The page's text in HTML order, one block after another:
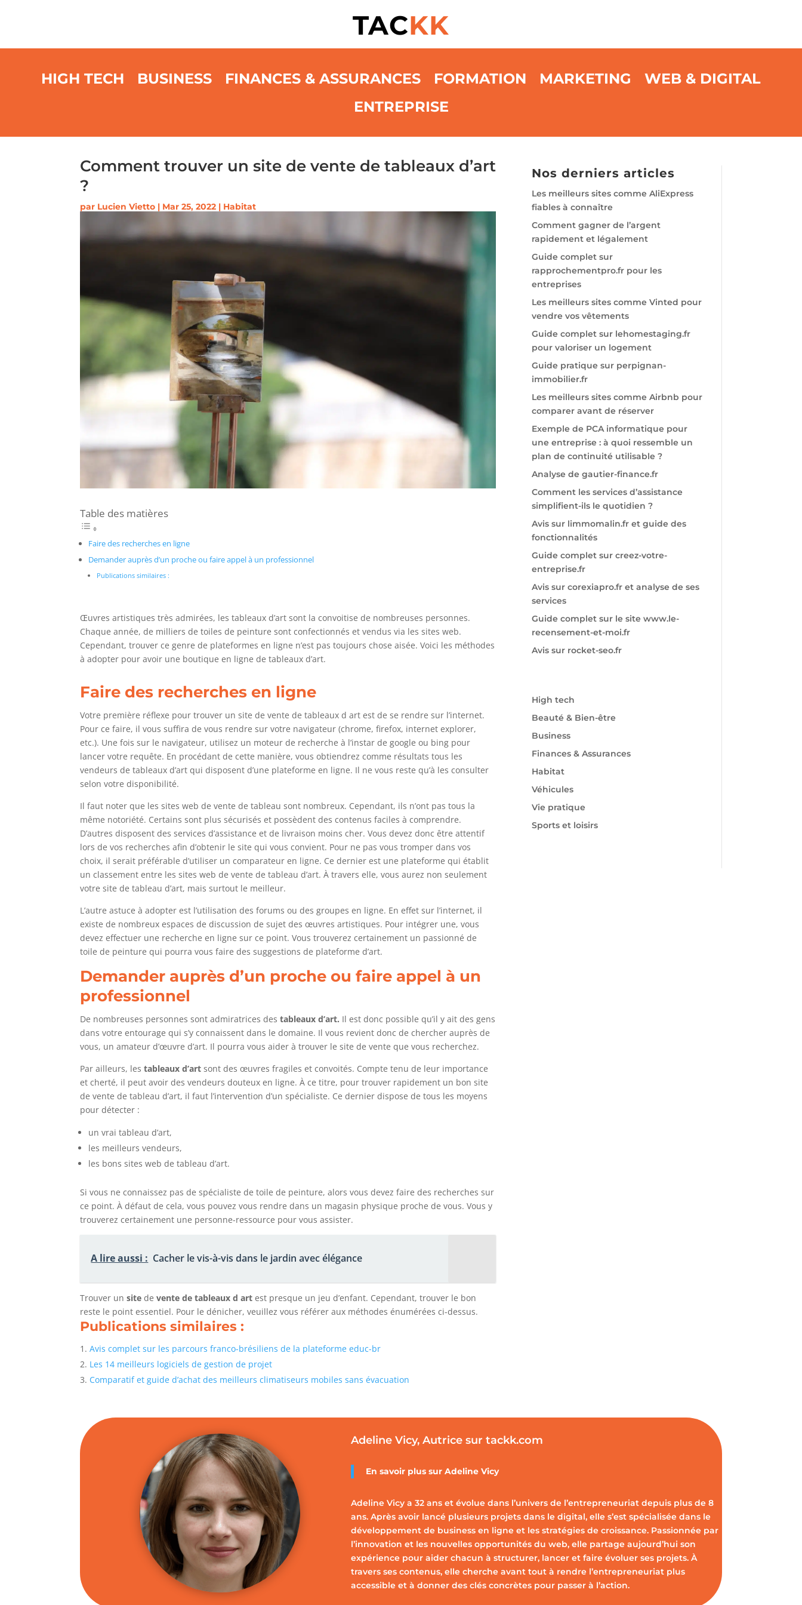
TACKK
HIGH TECH BUSINESS FINANCES & ASSURANCES FORMATION MARKETING
WEB & DIGITAL
ENTREPRISE
Comment trouver un site de vente de tableaux d’art
?
par Lucien Vietto | Mar 25, 2022 | Habitat
Table des matières
Faire des recherches en ligne
Demander auprès d’un proche ou faire appel à un professionnel
Publications similaires :
Œuvres artistiques très admirées, les tableaux d’art sont la convoitise de nombreuses personnes.
Chaque année, de milliers de toiles de peinture sont confectionnés et vendus via les sites web.
Cependant, trouver ce genre de plateformes en ligne n’est pas toujours chose aisée. Voici les méthodes
à adopter pour avoir une boutique en ligne de tableaux d’art.
Faire des recherches en ligne
Votre première réflexe pour trouver un site de vente de tableaux d art est de se rendre sur l’internet.
Pour ce faire, il vous suffira de vous rendre sur votre navigateur (chrome, firefox, internet explorer,
etc.). Une fois sur le navigateur, utilisez un moteur de recherche à l’instar de google ou bing pour
lancer votre requête. En procédant de cette manière, vous obtiendrez comme résultats tous les
vendeurs de tableaux d’art qui disposent d’une plateforme en ligne. Il ne vous reste qu’à les consulter
selon votre disponibilité.
Il faut noter que les sites web de vente de tableau sont nombreux. Cependant, ils n’ont pas tous la
même notoriété. Certains sont plus sécurisés et possèdent des contenus faciles à comprendre.
D’autres disposent des services d’assistance et de livraison moins cher. Vous devez donc être attentif
lors de vos recherches afin d’obtenir le site qui vous convient. Pour ne pas vous tromper dans vos
choix, il serait préférable d’utiliser un comparateur en ligne. Ce dernier est une plateforme qui établit
un classement entre les sites web de vente de tableau d’art. À travers elle, vous aurez non seulement
votre site de tableau d’art, mais surtout le meilleur.
L’autre astuce à adopter est l’utilisation des forums ou des groupes en ligne. En effet sur l’internet, il
existe de nombreux espaces de discussion de sujet des œuvres artistiques. Pour intégrer une, vous
devez effectuer une recherche en ligne sur ce point. Vous trouverez certainement un passionné de
toile de peinture qui pourra vous faire des suggestions de plateforme d’art.
Demander auprès d’un proche ou faire appel à un
professionnel
De nombreuses personnes sont admiratrices destableaux d’art. Il est donc possible qu’il y ait des gens
dans votre entourage qui s’y connaissent dans le domaine. Il vous revient donc de chercher auprès de
vous, un amateur d’œuvre d’art. Il pourra vous aider à trouver le site de vente que vous recherchez.
Par ailleurs, lestableaux d’art sont des œuvres fragiles et convoités. Compte tenu de leur importance
et cherté, il peut avoir des vendeurs douteux en ligne. À ce titre, pour trouver rapidement un bon site
de vente de tableau d’art, il faut l’intervention d’un spécialiste. Ce dernier dispose de tous les moyens
pour détecter :
un vrai tableau d’art,
les meilleurs vendeurs,
les bons sites web de tableau d’art.
Si vous ne connaissez pas de spécialiste de toile de peinture, alors vous devez faire des recherches sur
ce point. À défaut de cela, vous pouvez vous rendre dans un magasin physique proche de vous. Vous y
trouverez certainement une personne-ressource pour vous assister.
A lire aussi : Cacher le vis-à-vis dans le jardin avec élégance
Trouver unsite devente de tableaux d art est presque un jeu d’enfant. Cependant, trouver le bon
reste le point essentiel. Pour le dénicher, veuillez vous référer aux méthodes énumérées ci-dessus.
Publications similaires :
Avis complet sur les parcours franco-brésiliens de la plateforme educ-br
Les 14 meilleurs logiciels de gestion de projet
Comparatif et guide d’achat des meilleurs climatiseurs mobiles sans évacuation
Nos derniers articles
Les meilleurs sites comme AliExpress
fiables à connaître
Comment gagner de l’argent
rapidement et légalement
Guide complet sur
rapprochementpro.fr pour les
entreprises
Les meilleurs sites comme Vinted pour
vendre vos vêtements
Guide complet sur lehomestaging.fr
pour valoriser un logement
Guide pratique sur perpignan-
immobilier.fr
Les meilleurs sites comme Airbnb pour
comparer avant de réserver
Exemple de PCA informatique pour
une entreprise : à quoi ressemble un
plan de continuité utilisable ?
Analyse de gautier-finance.fr
Comment les services d’assistance
simplifient-ils le quotidien ?
Avis sur limmomalin.fr et guide des
fonctionnalités
Guide complet sur creez-votre-
entreprise.fr
Avis sur corexiapro.fr et analyse de ses
services
Guide complet sur le site www.le-
recensement-et-moi.fr
Avis sur rocket-seo.fr
High tech
Beauté & Bien-être
Business
Finances & Assurances
Habitat
Véhicules
Vie pratique
Sports et loisirs
Adeline Vicy, Autrice sur tackk.com
En savoir plus surAdeline Vicy
Adeline Vicy a 32 ans et évolue dans l’univers de l’entrepreneuriat depuis plus de 8
ans. Après avoir lancé plusieurs projets dans le digital, elle s’est spécialisée dans le
développement de business en ligne et les stratégies de croissance. Passionnée par
l’innovation et les nouvelles opportunités du web, elle partage aujourd’hui son
expérience pour aider chacun à structurer, lancer et faire évoluer ses projets. À
travers ses contenus, elle cherche avant tout à rendre l’entrepreneuriat plus
accessible et à donner des clés concrètes pour passer à l’action.